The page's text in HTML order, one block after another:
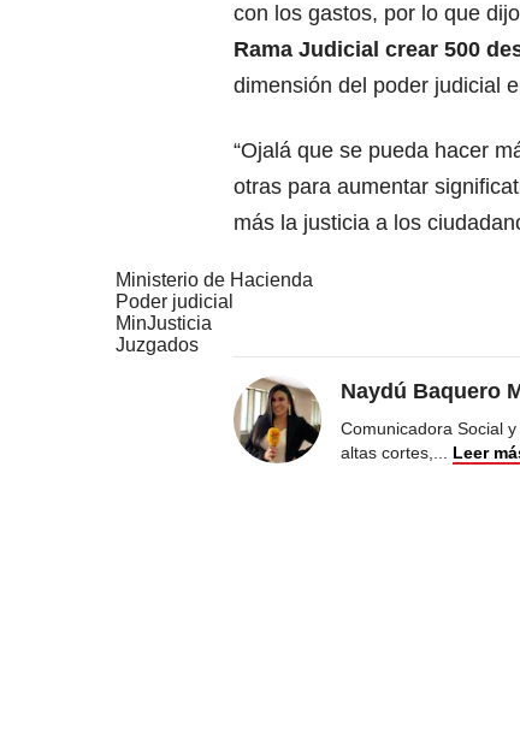
con los gastos, por lo que
Rama Judicial crear 500
dimensión del poder judicial
“Ojalá que se pueda hacer
otras para aumentar
más la justicia a los
Ministerio de Hacienda
Poder judicial
MinJusticia
Juzgados
Naydú Baquero
Comunicadora Social
altas cortes,... Leer